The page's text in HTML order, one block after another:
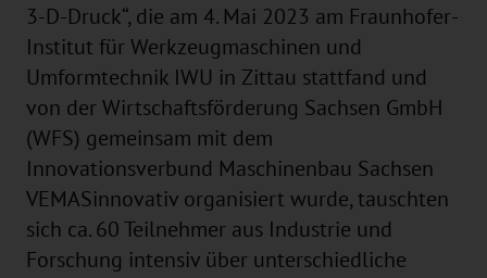
3-D-Druck“, die am 4. Mai 2023 am Fraunhofer-
Institut für Werkzeugmaschinen und
Umformtechnik IWU in Zittau stattfand und
von der Wirtschaftsförderung Sachsen GmbH
(WFS) gemeinsam mit dem
Innovationsverbund Maschinenbau Sachsen
VEMASinnovativ organisiert wurde, tauschten
sich ca. 60 Teilnehmer aus Industrie und
Forschung intensiv über unterschiedliche